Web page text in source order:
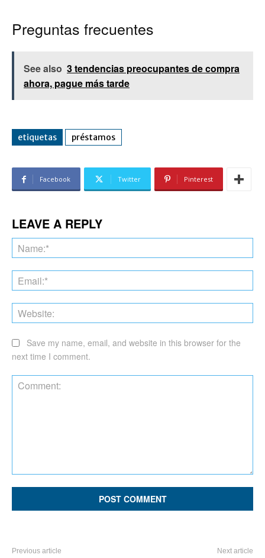
Preguntas frecuentes
See also 3 tendencias preocupantes de compra
ahora, pague más tarde
etiquetas préstamos
Facebook Twitter Pinterest
LEAVE A REPLY
Save my name, email, and website in this browser for the
next time I comment.
Previous article Next article